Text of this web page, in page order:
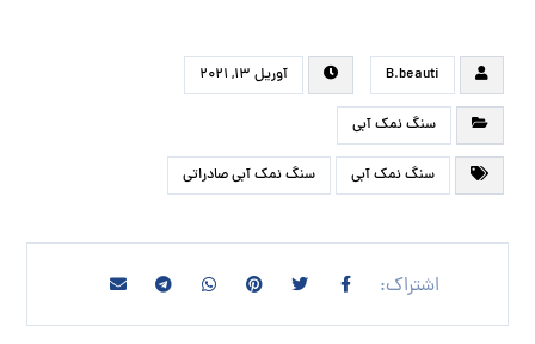
B.beauti آوریل ۱۳, ۲۰۲۱
سنگ نمک آبی
سنگ نمک آبی سنگ نمک آبی صادراتی